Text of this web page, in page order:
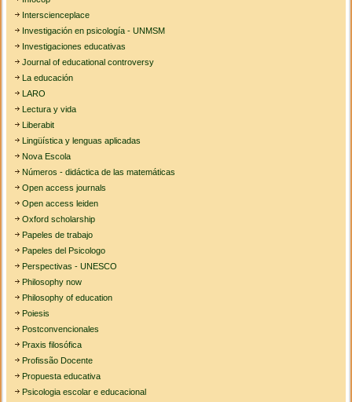
Interscienceplace
Investigación en psicología - UNMSM
Investigaciones educativas
Journal of educational controversy
La educación
LARO
Lectura y vida
Liberabit
Lingüística y lenguas aplicadas
Nova Escola
Números - didáctica de las matemáticas
Open access journals
Open access leiden
Oxford scholarship
Papeles de trabajo
Papeles del Psicologo
Perspectivas - UNESCO
Philosophy now
Philosophy of education
Poiesis
Postconvencionales
Praxis filosófica
Profissão Docente
Propuesta educativa
Psicologia escolar e educacional